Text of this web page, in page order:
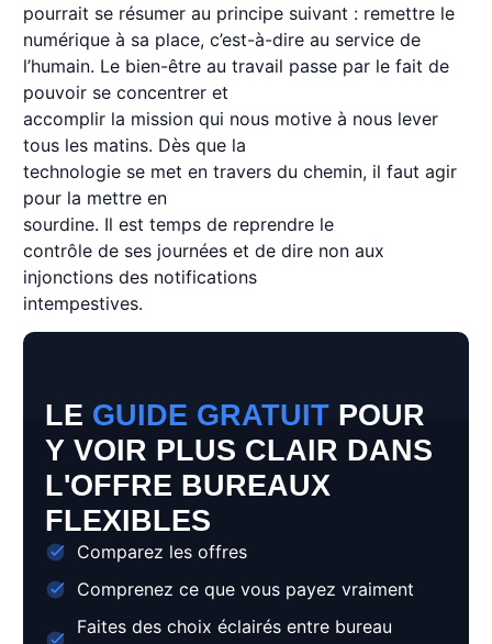
pourrait se résumer au principe suivant : remettre le
numérique à sa place, c’est-à-dire au service de
l’humain. Le bien-être au travail passe par le fait de
pouvoir se concentrer et
accomplir la mission qui nous motive à nous lever
tous les matins. Dès que la
technologie se met en travers du chemin, il faut agir
pour la mettre en
sourdine. Il est temps de reprendre le
contrôle de ses journées et de dire non aux
injonctions des notifications
intempestives.
LE GUIDE GRATUIT POUR
Y VOIR PLUS CLAIR DANS
L'OFFRE BUREAUX
FLEXIBLES
Comparez les offres
Comprenez ce que vous payez vraiment
Faites des choix éclairés entre bureau